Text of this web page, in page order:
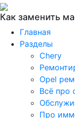
Как заменить
Главная
Разделы
Chery
Opel
Всё про
Про